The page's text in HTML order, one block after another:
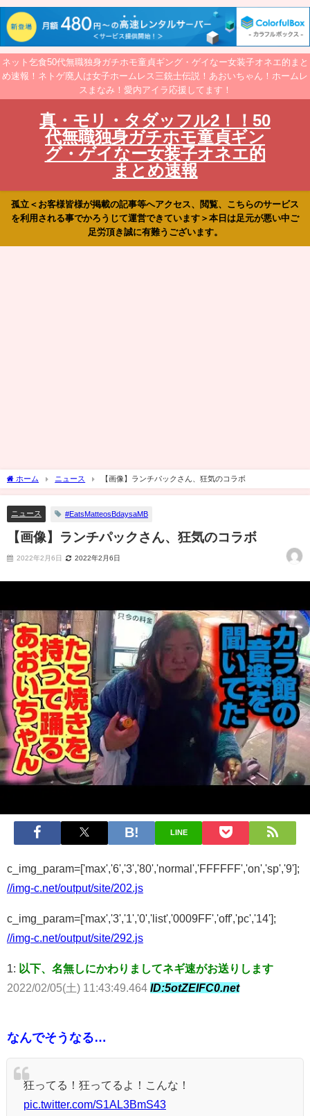
ネット乞食50代無職独身ガチホモ童貞ギング・ゲイなー女装子オネエ的まと
め速報！ネトゲ廃人は女子ホームレス三銃士伝説！あおいちゃん！ホームレ
スまなみ！愛内アイラ応援してます！
真・モリ・タダッフル2！！50
代無職独身ガチホモ童貞ギン
グ・ゲイなー女装子オネエ的
まとめ速報
孤立＜お客様皆様が掲載の記事等へアクセス、閲覧、こちらのサービス
を利用される事でかろうじて運営できています＞本日は足元が悪い中ご
足労頂き誠に有難うございます。
ホーム ニュース 【画像】ランチパックさん、狂気のコラボ
ニュース #EatsMatteosBdaysaMB
【画像】ランチパックさん、狂気のコラボ
2022年2月6日 2022年2月6日
LINE
c_img_param=['max','6','3','80','normal','FFFFFF','on','sp','9'];
//img-c.net/output/site/202.js
c_img_param=['max','3','1','0','list','0009FF','off','pc','14'];
//img-c.net/output/site/292.js
1: 以下、名無しにかわりましてネギ速がお送りします
2022/02/05(土) 11:43:49.464 ID:5otZEIFC0.net
なんでそうなる…
狂ってる！狂ってるよ！こんな！
pic.twitter.com/S1AL3BmS43